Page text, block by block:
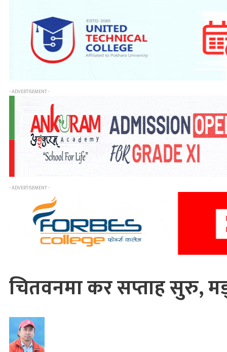
- ADVERTISEMENT -
- ADVERTISEMENT -
चितवनमा कर सप्ताह सुरु,